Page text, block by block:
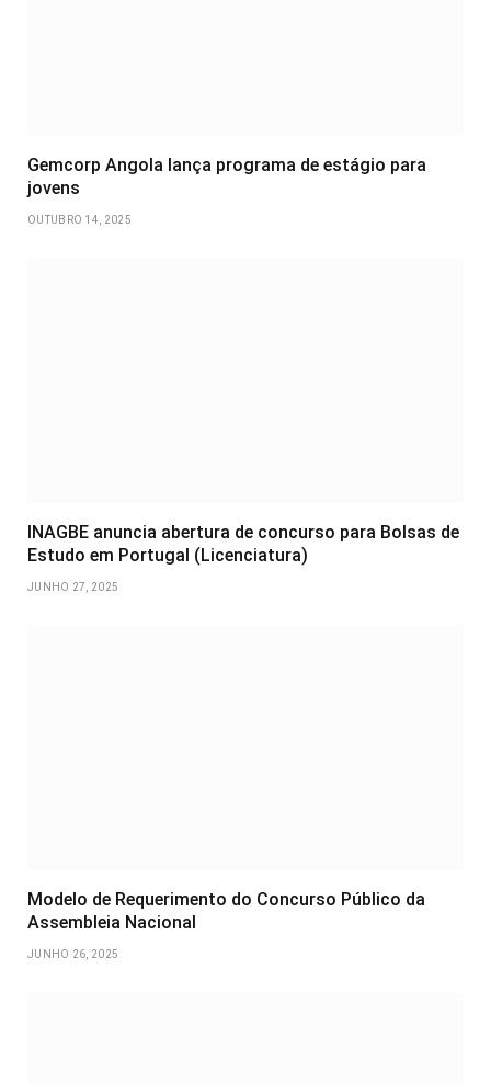
Gemcorp Angola lança programa de estágio para
jovens
OUTUBRO 14, 2025
INAGBE anuncia abertura de concurso para Bolsas de
Estudo em Portugal (Licenciatura)
JUNHO 27, 2025
Modelo de Requerimento do Concurso Público da
Assembleia Nacional
JUNHO 26, 2025